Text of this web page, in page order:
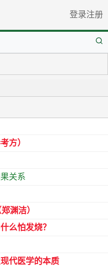
登录注册
方）
关系
渊洁）
么怕发烧？
代医学的本质